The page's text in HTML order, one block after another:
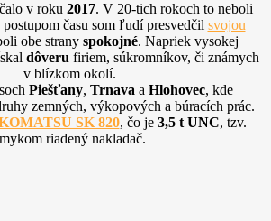
v roku 2017. V 20-tich rokoch to neboli
času som ľudí presvedčil svojou
obe strany spokojné. Napriek vysokej
dôveru firiem, súkromníkov, či známych
v blízkom okolí.
Piešťany, Trnava a Hlohovec, kde
zemných, výkopových a búracích prác.
SK 820, čo je 3,5 t UNC, tzv.
riadený nakladač.